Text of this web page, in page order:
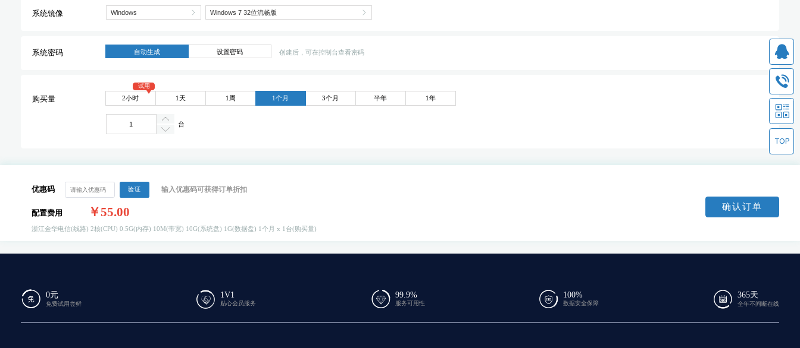
系统镜像
系统密码 自动生成 设置密码 创建后，可在控制台查看密码
购买量 2小时
试用
1天 1周 1个月 3个月 半年 1年
台
优惠码 验证 输入优惠码可获得订单折扣
配置费用 ￥55.00
浙江金华电信(线路) 2核(CPU) 0.5G(内存) 10M(带宽) 10G(系统盘) 1G(数据盘) 1个月 x 1台(购买量)
确认订单
0元
免费试用尝鲜
1V1
贴心会员服务
99.9%
服务可用性
100%
数据安全保障
365天
全年不间断在线